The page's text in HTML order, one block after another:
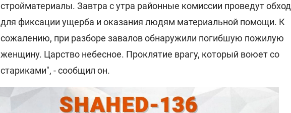
стройматериалы. Завтра с утра районные комиссии проведут обход
для фиксации ущерба и оказания людям материальной помощи. К
сожалению, при разборе завалов обнаружили погибшую пожилую
женщину. Царство небесное. Проклятие врагу, который воюет со
стариками", - сообщил он.